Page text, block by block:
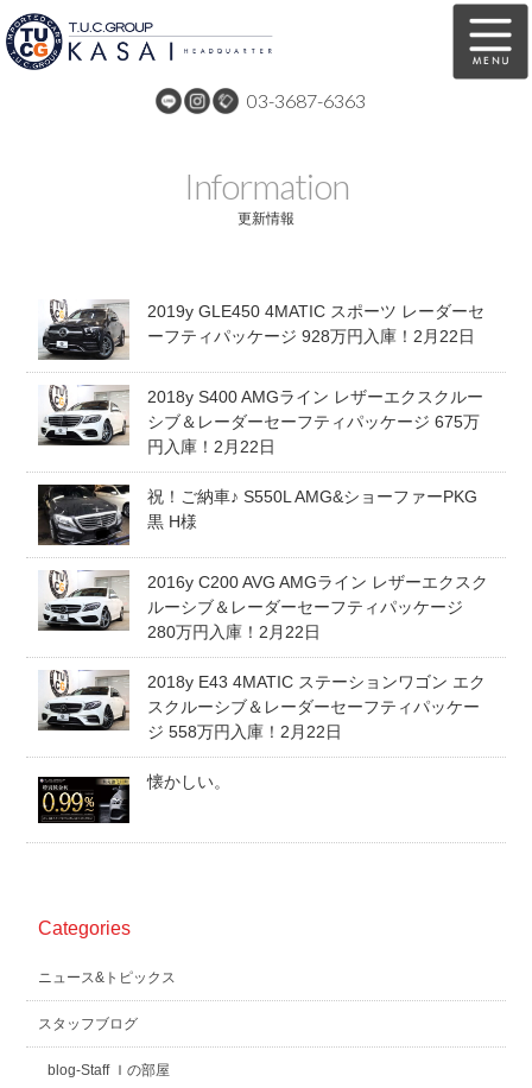
03-3687-6363
全国納車 特別作業
買取無料査定 リンク
スタッフ紹介 リクルート
お問い合わせ
スタッフblog 納車blog
ホーム
Information
更新情報
2019y GLE450 4MATIC スポーツ レーダーセ
ーフティパッケージ 928万円入庫！2月22日
2018y S400 AMGライン レザーエクスクルー
シブ＆レーダーセーフティパッケージ 675万
円入庫！2月22日
祝！ご納車♪ S550L AMG&ショーファーPKG
黒 H様
2016y C200 AVG AMGライン レザーエクスク
ルーシブ＆レーダーセーフティパッケージ
280万円入庫！2月22日
2018y E43 4MATIC ステーションワゴン エク
スクルーシブ＆レーダーセーフティパッケー
ジ 558万円入庫！2月22日
懐かしい。
Categories
ニュース&トピックス
スタッフブログ
blog-Staff Ｉの部屋